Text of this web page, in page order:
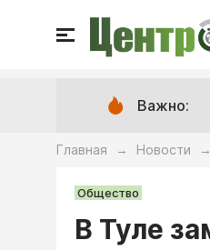
Важно:
Главная → Новости →
Общество
В Туле